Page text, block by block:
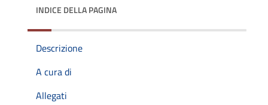
INDICE DELLA PAGINA
Descrizione
A cura di
Allegati